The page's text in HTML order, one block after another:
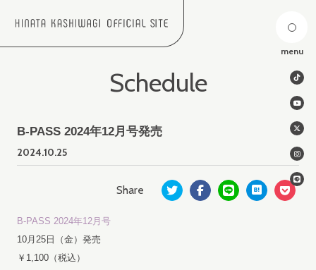
menu
Schedule
B-PASS 2024年12月号発売
2024.10.25
B-PASS 2024年12月号
10月25日（金）発売
￥1,100（税込）